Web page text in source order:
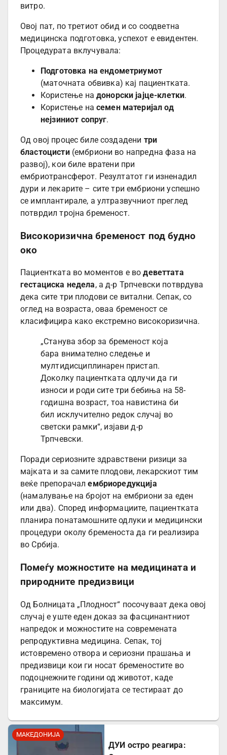
витро.
Овој пат, по третиот обид и со соодветна
медицинска подготовка, успехот е евидентен.
Процедурата вклучувала:
Подготовка на ендометриумот
(маточната обвивка) кај пациентката.
Користење на донорски јајце-клетки.
Користење на семен материјал од
нејзиниот сопруг.
Од овој процес биле создадени три
бластоцисти(ембриони во напредна фаза на
развој), кои биле вратени при
ембриотрансферот. Резултатот ги изненадил
дури и лекарите – сите три ембриони успешно
се имплантирале, а ултразвучниот преглед
потврдил тројна бременост.
Високоризична бременост под будно
око
Пациентката во моментов е водеветтата
гестациска недела, а д-р Трпчевски потврдува
дека сите три плодови се витални. Сепак, со
оглед на возраста, оваа бременост се
класифицира како екстремно високоризична.
„Станува збор за бременост која
бара внимателно следење и
мултидисциплинарен пристап.
Доколку пациентката одлучи да ги
износи и роди сите три бебиња на 58-
годишна возраст, тоа навистина би
бил исклучително редок случај во
светски рамки“, изјави д-р
Трпчевски.
Поради сериозните здравствени ризици за
мајката и за самите плодови, лекарскиот тим
веќе препорачалембриоредукција
(намалување на бројот на ембриони за еден
или два). Според информациите, пациентката
планира понатамошните одлуки и медицински
процедури околу бременоста да ги реализира
во Србија.
Помеѓу можностите на медицината и
природните предизвици
Од Болницата „Плодност“ посочуваат дека овој
случај е уште еден доказ за фасцинантниот
напредок и можностите на современата
репродуктивна медицина. Сепак, тој
истовремено отвора и сериозни прашања и
предизвици кои ги носат бременостите во
подоцнежните години од животот, каде
границите на биологијата се тестираат до
максимум.
МАКЕДОНИЈА
ДУИ остро реагира: